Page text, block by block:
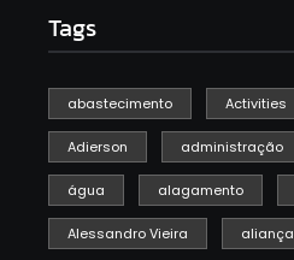
Tags
abastecimento Activities
Adierson administração
água alagamento
Alessandro Vieira aliança